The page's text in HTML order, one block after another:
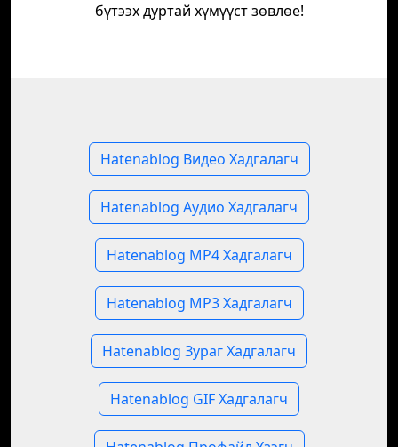
бүтээх дуртай хүмүүст зөвлөе!
Hatenablog Видео Хадгалагч
Hatenablog Аудио Хадгалагч
Hatenablog MP4 Хадгалагч
Hatenablog MP3 Хадгалагч
Hatenablog Зураг Хадгалагч
Hatenablog GIF Хадгалагч